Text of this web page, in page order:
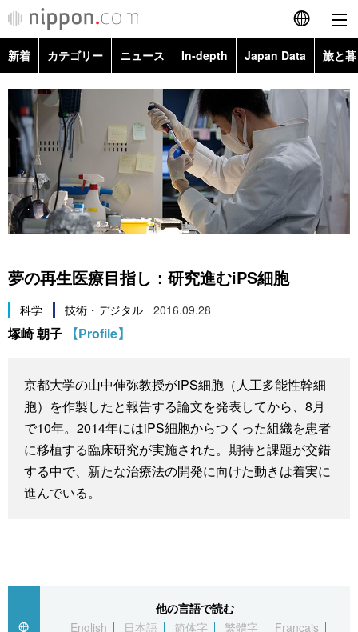
English
简体字
繁體字
Français
Español
カテゴリー
政治・外交
国際
社会
文化
科学・技術
暮らし
ニュース
アーカイブ
Japan Data
旅と暮らし
動画/Live
Books
Cinema
新着 カテゴリー ニュース In-depth Japan Data 旅と
政治・外交
経済・ビジネス
国際・海外
社会
暮らし
スポーツ・東京2020
Topics
Images
People
東京
夢の再生医療目指し：研究進むiPS細胞
科学 技術・デジタル 2016.09.28
塚崎 朝子 【Profile】
京都大学の山中伸弥教授がiPS細胞（人工多能性幹細
胞）を作製したと報告する論文を発表してから、8月
で10年。2014年にはiPS細胞からつくった組織を患者
に移植する臨床研究が実施された。期待と課題が交錯
する中で、新たな治療法の開発に向けた動きは着実に
進んでいる。
他の言語で読む
English
日本語 简体字 繁體字
Français